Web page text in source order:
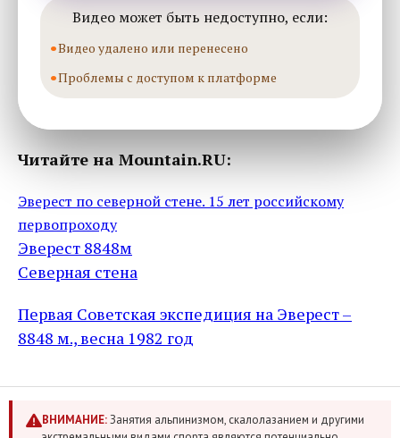
Видео может быть недоступно, если:
Видео удалено или перенесено
Проблемы с доступом к платформе
Читайте на Mountain.RU:
Эверест по северной стене. 15 лет российскому
первопроходу
Эверест 8848м
Северная стена
Первая Советская экспедиция на Эверест –
8848 м., весна 1982 год
ВНИМАНИЕ:Занятия альпинизмом, скалолазанием и другими